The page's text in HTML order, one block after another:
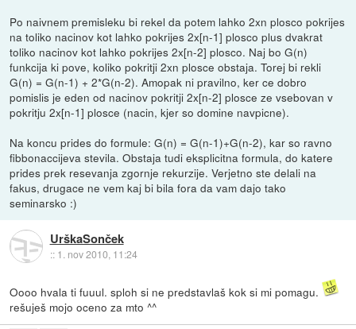
Po naivnem premisleku bi rekel da potem lahko 2xn plosco pokrijes
na toliko nacinov kot lahko pokrijes 2x[n-1] plosco plus dvakrat
toliko nacinov kot lahko pokrijes 2x[n-2] plosco. Naj bo G(n)
funkcija ki pove, koliko pokritji 2xn plosce obstaja. Torej bi rekli
G(n) = G(n-1) + 2*G(n-2). Amopak ni pravilno, ker ce dobro
pomislis je eden od nacinov pokritji 2x[n-2] plosce ze vsebovan v
pokritju 2x[n-1] plosce (nacin, kjer so domine navpicne).
Na koncu prides do formule: G(n) = G(n-1)+G(n-2), kar so ravno
fibbonaccijeva stevila. Obstaja tudi eksplicitna formula, do katere
prides prek resevanja zgornje rekurzije. Verjetno ste delali na
fakus, drugace ne vem kaj bi bila fora da vam dajo tako
seminarsko :)
UrškaSonček
:: 1. nov 2010, 11:24
Oooo hvala ti fuuul. sploh si ne predstavlaš kok si mi pomagu.
rešuješ mojo oceno za mto ^^